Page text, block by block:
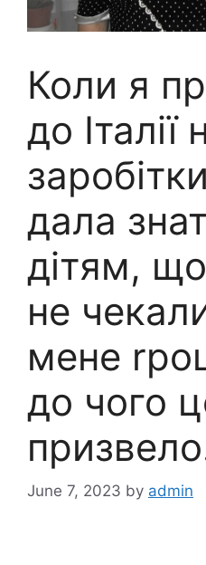
Коли я
до Італії
дала
дітям,
не
мене
до чого
June 7, 2023 by admin